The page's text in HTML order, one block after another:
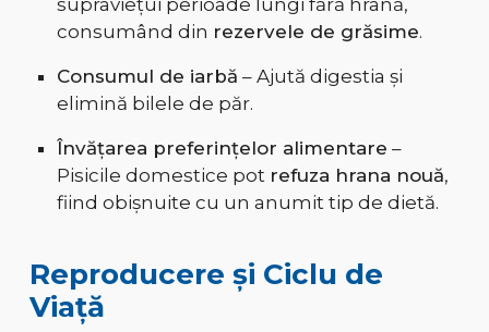
supraviețui perioade lungi fără hrană,
consumând din rezervele de grăsime.
Consumul de iarbă – Ajută digestia și
elimină bilele de păr.
Învățarea preferințelor alimentare –
Pisicile domestice pot refuza hrana nouă,
fiind obișnuite cu un anumit tip de dietă.
Reproducere și Ciclu de
Viață